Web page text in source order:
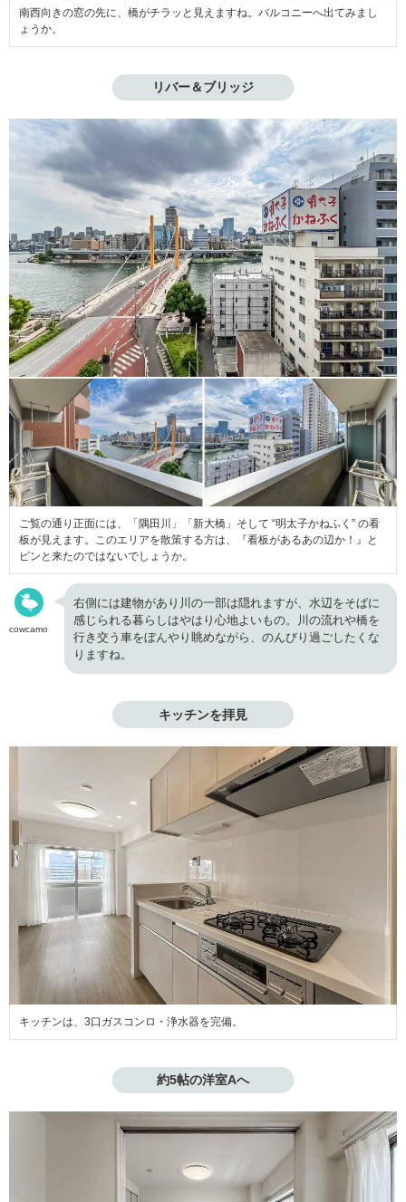
南西向きの窓の先に、橋がチラッと見えますね。バルコニーへ出てみまし
ょうか。
リバー＆ブリッジ
ご覧の通り正面には、「隅田川」「新大橋」そして “明太子かねふく” の看
板が見えます。このエリアを散策する方は、『看板があるあの辺か！』と
ピンと来たのではないでしょうか。
cowcamo
右側には建物があり川の一部は隠れますが、水辺をそばに
感じられる暮らしはやはり心地よいもの。川の流れや橋を
行き交う車をぼんやり眺めながら、のんびり過ごしたくな
りますね。
キッチンを拝見
キッチンは、3口ガスコンロ・浄水器を完備。
約5帖の洋室Aへ